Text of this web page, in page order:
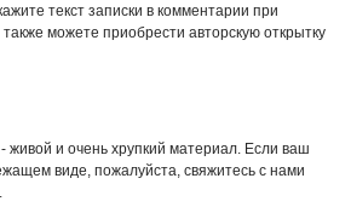
текст записки в комментарии при
можете приобрести авторскую открытку
живой и очень хрупкий материал. Если ваш
виде, пожалуйста, свяжитесь с нами